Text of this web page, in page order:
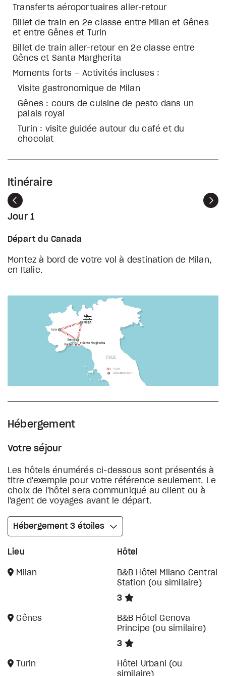
Transferts aéroportuaires aller-retour
Billet de train en 2e classe entre Milan et Gênes
et entre Gênes et Turin
Billet de train aller-retour en 2e classe entre
Gênes et Santa Margherita
Moments forts – Activités incluses :
Visite gastronomique de Milan
Gênes : cours de cuisine de pesto dans un
palais royal
Turin : visite guidée autour du café et du
chocolat
Itinéraire
Précédent
Jour 1
Départ du Canada
Montez à bord de votre vol à destination de Milan,
en Italie.
Hébergement
Votre séjour
Les hôtels énumérés ci-dessous sont présentés à
titre d'exemple pour votre référence seulement. Le
choix de l'hôtel sera communiqué au client ou à
l'agent de voyages avant le départ.
Hébergement 3 étoiles
Lieu Hôtel
Milan
B&B Hôtel Milano Central
Station (ou similaire)
3
Gênes
B&B Hôtel Genova
Principe (ou similaire)
3
Turin
Hôtel Urbani (ou
similaire)